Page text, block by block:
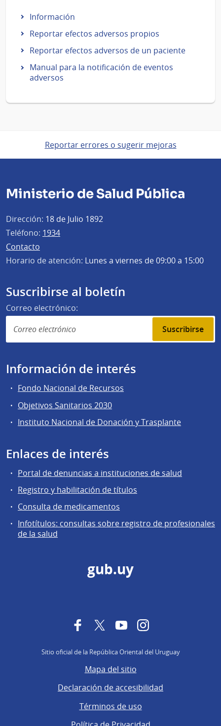
Información
Reportar efectos adversos propios
Reportar efectos adversos de un paciente
Manual para la notificación de eventos
adversos
Reportar errores o sugerir mejoras
Ministerio de Salud Pública
Dirección: 18 de Julio 1892
Teléfono: 1934
Contacto
Horario de atención: Lunes a viernes de 09:00 a 15:00
Suscribirse al boletín
Correo electrónico:
Suscribirse
Información de interés
Fondo Nacional de Recursos
Objetivos Sanitarios 2030
Instituto Nacional de Donación y Trasplante
Enlaces de interés
Portal de denuncias a instituciones de salud
Registro y habilitación de títulos
Consulta de medicamentos
Infotítulos: consultas sobre registro de profesionales
de la salud
gub.uy
FacebookTwitterYouTubeInstagram
Sitio oficial de la República Oriental del Uruguay
Mapa del sitio
Declaración de accesibilidad
Términos de uso